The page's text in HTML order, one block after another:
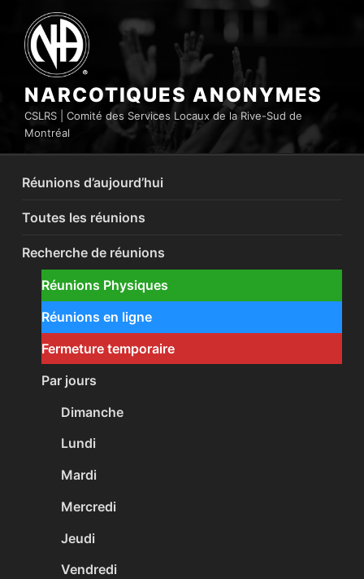
contenu
principal
NARCOTIQUES ANONYMES
CSLRS | Comité des Services Locaux de la Rive-Sud de
Montréal
Réunions d’aujourd’hui
Toutes les réunions
Recherche de réunions
Réunions Physiques
Réunions en ligne
Fermeture temporaire
Par jours
Dimanche
Lundi
Mardi
Mercredi
Jeudi
Vendredi